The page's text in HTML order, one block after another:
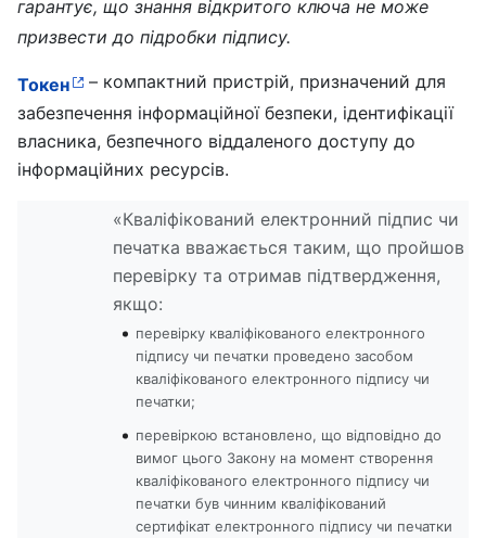
гарантує, що знання відкритого ключа не може
призвести до підробки підпису.
Токен
– компактний пристрій, призначений для
забезпечення інформаційної безпеки, ідентифікації
власника, безпечного віддаленого доступу до
інформаційних ресурсів.
«Кваліфікований електронний підпис чи
печатка вважається таким, що пройшов
перевірку та отримав підтвердження,
якщо:
перевірку кваліфікованого електронного
підпису чи печатки проведено засобом
кваліфікованого електронного підпису чи
печатки;
перевіркою встановлено, що відповідно до
вимог цього Закону на момент створення
кваліфікованого електронного підпису чи
печатки був чинним кваліфікований
сертифікат електронного підпису чи печатки